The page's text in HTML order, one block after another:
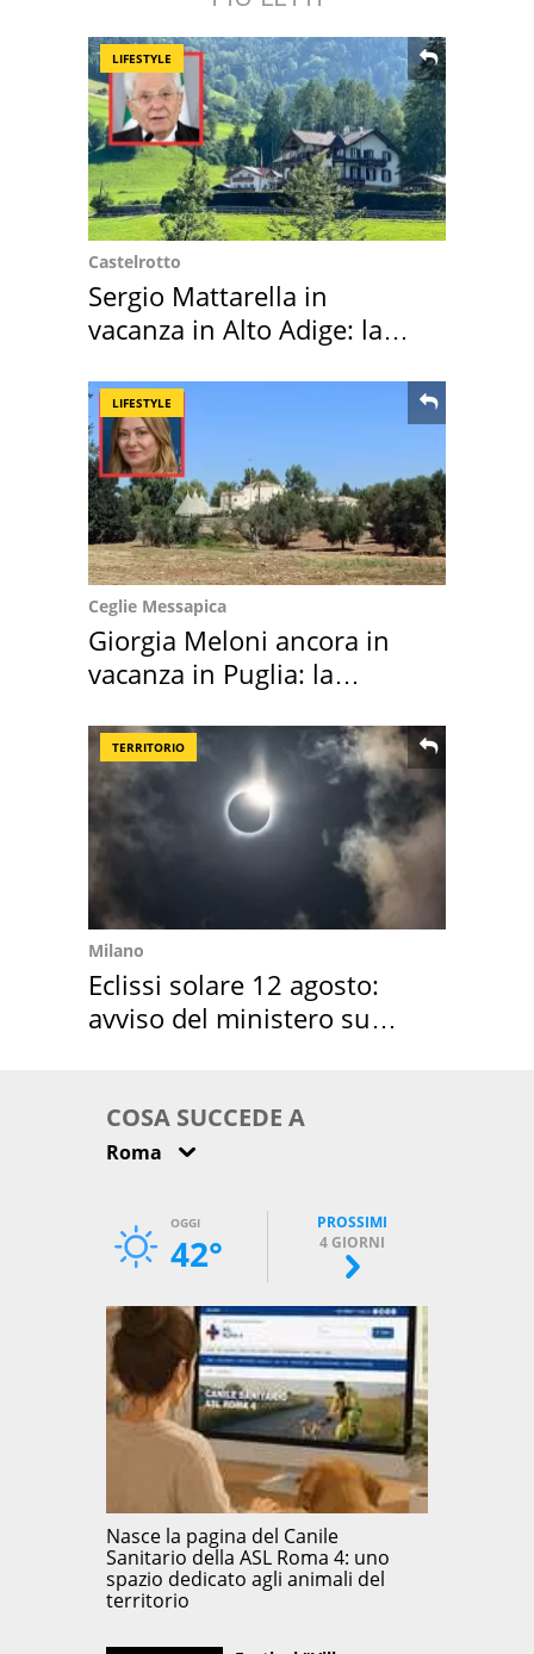
LIFESTYLE
Castelrotto
Sergio Mattarella in
vacanza in Alto Adige: la
LIFESTYLE
Ceglie Messapica
Giorgia Meloni ancora in
vacanza in Puglia: la
TERRITORIO
Milano
Eclissi solare 12 agosto:
avviso del ministero su